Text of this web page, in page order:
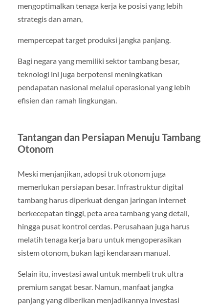
mengoptimalkan tenaga kerja ke posisi yang lebih
strategis dan aman,
mempercepat target produksi jangka panjang.
Bagi negara yang memiliki sektor tambang besar,
teknologi ini juga berpotensi meningkatkan
pendapatan nasional melalui operasional yang lebih
efisien dan ramah lingkungan.
Tantangan dan Persiapan Menuju Tambang
Otonom
Meski menjanjikan, adopsi truk otonom juga
memerlukan persiapan besar. Infrastruktur digital
tambang harus diperkuat dengan jaringan internet
berkecepatan tinggi, peta area tambang yang detail,
hingga pusat kontrol cerdas. Perusahaan juga harus
melatih tenaga kerja baru untuk mengoperasikan
sistem otonom, bukan lagi kendaraan manual.
Selain itu, investasi awal untuk membeli truk ultra
premium sangat besar. Namun, manfaat jangka
panjang yang diberikan menjadikannya investasi